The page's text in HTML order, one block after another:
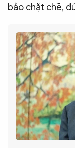
bảo chặt chẽ,